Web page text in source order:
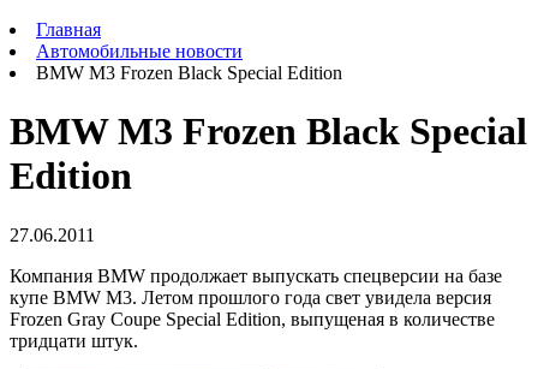
Главная
Автомобильные новости
BMW M3 Frozen Black Special Edition
BMW M3 Frozen Black Special
Edition
27.06.2011
Компания BMW продолжает выпускать спецверсии на базе
купе BMW M3. Летом прошлого года свет увидела версия
Frozen Gray Coupe Special Edition, выпущеная в количестве
тридцати штук.